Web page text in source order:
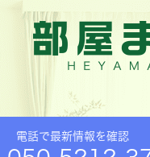
電話で最新情報を確認